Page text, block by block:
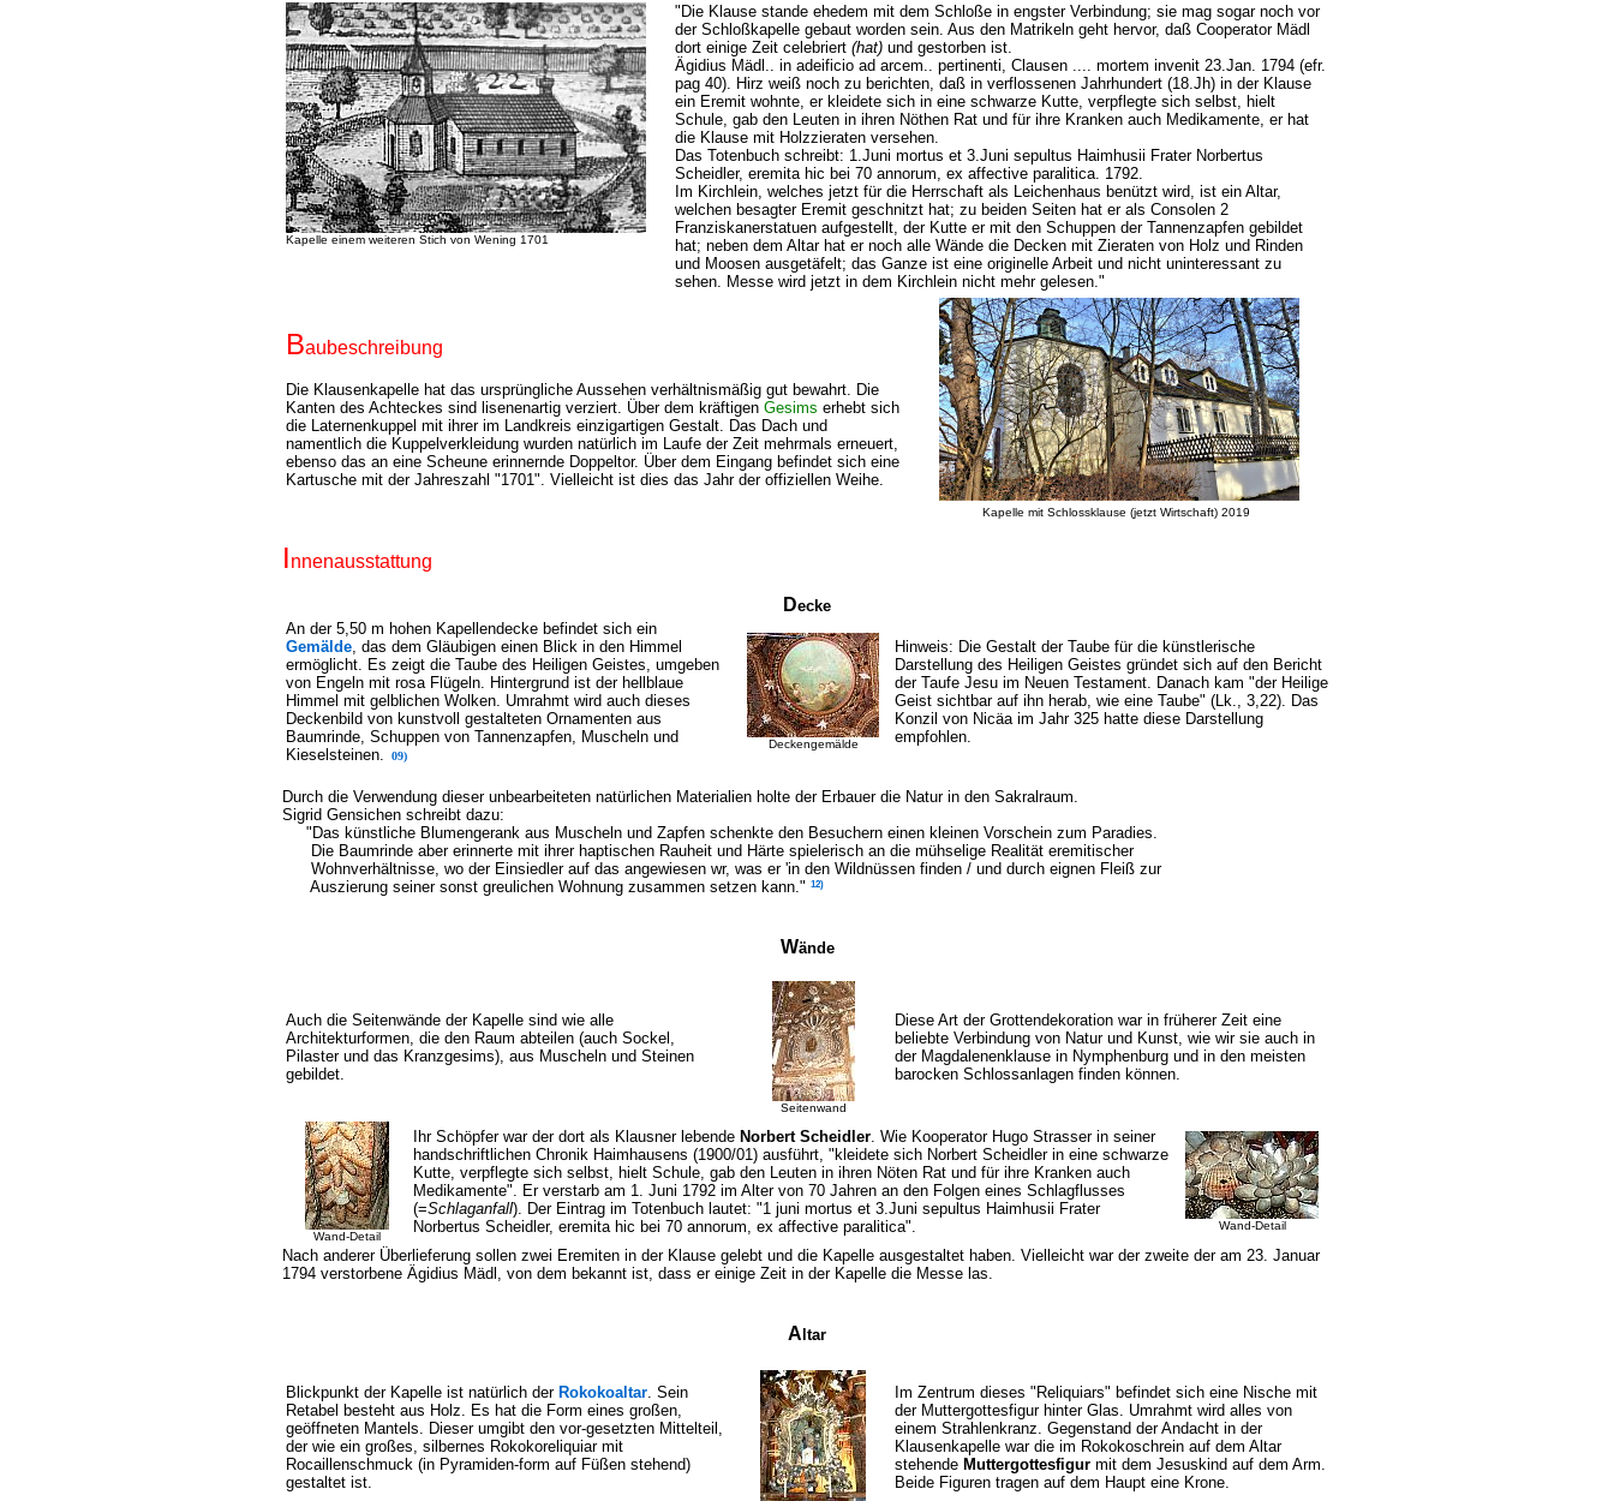
Kapelle einem weiteren Stich von Wening 1701
"Die Klause stande ehedem mit dem Schloße in engster Verbindung; sie mag sogar noch vor
der Schloßkapelle gebaut worden sein. Aus den Matrikeln geht hervor, daß Cooperator Mädl
dort einige Zeit celebriert (hat) und gestorben ist.
Ägidius Mädl.. in adeificio ad arcem.. pertinenti, Clausen .... mortem invenit 23.Jan. 1794 (efr.
pag 40). Hirz weiß noch zu berichten, daß in verflossenen Jahrhundert (18.Jh) in der Klause
ein Eremit wohnte, er kleidete sich in eine schwarze Kutte, verpflegte sich selbst, hielt
Schule, gab den Leuten in ihren Nöthen Rat und für ihre Kranken auch Medikamente, er hat
die Klause mit Holzzieraten versehen.
Das Totenbuch schreibt: 1.Juni mortus et 3.Juni sepultus Haimhusii Frater Norbertus
Scheidler, eremita hic bei 70 annorum, ex affective paralitica. 1792.
Im Kirchlein, welches jetzt für die Herrschaft als Leichenhaus benützt wird, ist ein Altar,
welchen besagter Eremit geschnitzt hat; zu beiden Seiten hat er als Consolen 2
Franziskanerstatuen aufgestellt, der Kutte er mit den Schuppen der Tannenzapfen gebildet
hat; neben dem Altar hat er noch alle Wände die Decken mit Zieraten von Holz und Rinden
und Moosen ausgetäfelt; das Ganze ist eine originelle Arbeit und nicht uninteressant zu
sehen. Messe wird jetzt in dem Kirchlein nicht mehr gelesen."
Baubeschreibung
Die Klausenkapelle hat das ursprüngliche Aussehen verhältnismäßig gut bewahrt. Die
Kanten des Achteckes sind lisenenartig verziert. Über dem kräftigen Gesims erhebt sich
die Laternenkuppel mit ihrer im Landkreis einzigartigen Gestalt. Das Dach und
namentlich die Kuppelverkleidung wurden natürlich im Laufe der Zeit mehrmals erneuert,
ebenso das an eine Scheune erinnernde Doppeltor. Über dem Eingang befindet sich eine
Kartusche mit der Jahreszahl "1701". Vielleicht ist dies das Jahr der offiziellen Weihe.
Kapelle mit Schlossklause (jetzt Wirtschaft) 2019
Innenausstattung
Decke
An der 5,50 m hohen Kapellendecke befindet sich ein
Gemälde , das dem Gläubigen einen Blick in den Himmel
ermöglicht. Es zeigt die Taube des Heiligen Geistes, umgeben
von Engeln mit rosa Flügeln. Hintergrund ist der hellblaue
Himmel mit gelblichen Wolken. Umrahmt wird auch dieses
Deckenbild von kunstvoll gestalteten Ornamenten aus
Baumrinde, Schuppen von Tannenzapfen, Muscheln und
Kieselsteinen.
09)
Deckengemälde
Hinweis: Die Gestalt der Taube für die künstlerische
Darstellung des Heiligen Geistes gründet sich auf den Bericht
der Taufe Jesu im Neuen Testament. Danach kam "der Heilige
Geist sichtbar auf ihn herab, wie eine Taube" (Lk., 3,22). Das
Konzil von Nicäa im Jahr 325 hatte diese Darstellung
empfohlen.
Durch die Verwendung dieser unbearbeiteten natürlichen Materialien holte der Erbauer die Natur in den Sakralraum.
Sigrid Gensichen schreibt dazu:
"Das künstliche Blumengerank aus Muscheln und Zapfen schenkte den Besuchern einen kleinen Vorschein zum Paradies.
Die Baumrinde aber erinnerte mit ihrer haptischen Rauheit und Härte spielerisch an die mühselige Realität eremitischer
Wohnverhältnisse, wo der Einsiedler auf das angewiesen wr, was er 'in den Wildnüssen finden / und durch eignen Fleiß zur
Auszierung seiner sonst greulichen Wohnung zusammen setzen kann." 12)
Wände
Auch die Seitenwände der Kapelle sind wie alle
Architekturformen, die den Raum abteilen (auch Sockel,
Pilaster und das Kranzgesims), aus Muscheln und Steinen
gebildet.
Seitenwand
Diese Art der Grottendekoration war in früherer Zeit eine
beliebte Verbindung von Natur und Kunst, wie wir sie auch in
der Magdalenenklause in Nymphenburg und in den meisten
barocken Schlossanlagen finden können.
Wand-Detail
Ihr Schöpfer war der dort als Klausner lebende Norbert Scheidler . Wie Kooperator Hugo Strasser in seiner
handschriftlichen Chronik Haimhausens (1900/01) ausführt, "kleidete sich Norbert Scheidler in eine schwarze
Kutte, verpflegte sich selbst, hielt Schule, gab den Leuten in ihren Nöten Rat und für ihre Kranken auch
Medikamente". Er verstarb am 1. Juni 1792 im Alter von 70 Jahren an den Folgen eines Schlagflusses
(=Schlaganfall). Der Eintrag im Totenbuch lautet: "1 juni mortus et 3.Juni sepultus Haimhusii Frater
Norbertus Scheidler, eremita hic bei 70 annorum, ex affective paralitica".
Wand-Detail
Nach anderer Überlieferung sollen zwei Eremiten in der Klause gelebt und die Kapelle ausgestaltet haben. Vielleicht war der zweite der am 23. Januar
1794 verstorbene Ägidius Mädl, von dem bekannt ist, dass er einige Zeit in der Kapelle die Messe las.
A ltar
Blickpunkt der Kapelle ist natürlich der Rokokoaltar . Sein
Retabel besteht aus Holz. Es hat die Form eines großen,
geöffneten Mantels. Dieser umgibt den vor-gesetzten Mittelteil,
der wie ein großes, silbernes Rokokoreliquiar mit
Rocaillenschmuck (in Pyramiden-form auf Füßen stehend)
gestaltet ist.
Im Zentrum dieses "Reliquiars" befindet sich eine Nische mit
der Muttergottesfigur hinter Glas. Umrahmt wird alles von
einem Strahlenkranz. Gegenstand der Andacht in der
Klausenkapelle war die im Rokokoschrein auf dem Altar
stehende Muttergottesfigur mit dem Jesuskind auf dem Arm.
Beide Figuren tragen auf dem Haupt eine Krone.